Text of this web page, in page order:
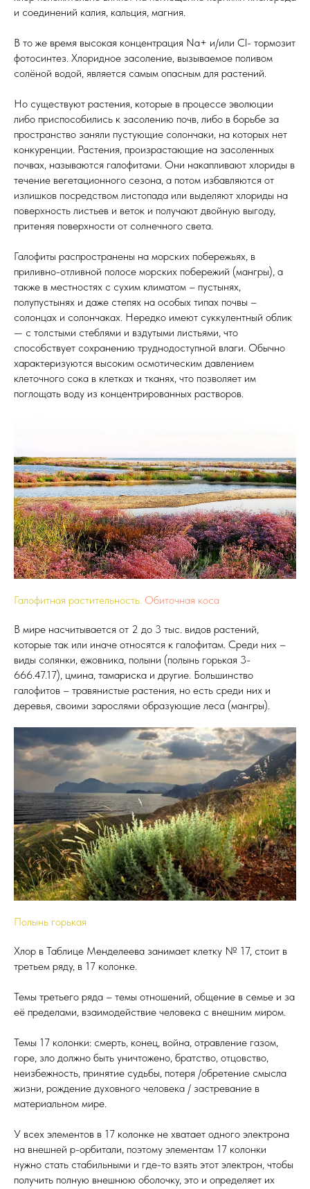
и соединений калия, кальция, магния.
В то же время высокая концентрация Na+ и/или Cl- тормозит
фотосинтез. Хлоридное засоление, вызываемое поливом
солёной водой, является самым опасным для растений.
Но существуют растения, которые в процессе эволюции
либо приспособились к засолению почв, либо в борьбе за
пространство заняли пустующие солончаки, на которых нет
конкуренции. Растения, произрастающие на засоленных
почвах, называются галофитами. Они накапливают хлориды в
течение вегетационного сезона, а потом избавляются от
излишков посредством листопада или выделяют хлориды на
поверхность листьев и веток и получают двойную выгоду,
притеняя поверхности от солнечного света.
Галофиты распространены на морских побережьях, в
приливно-отливной полосе морских побережий (мангры), а
также в местностях с сухим климатом – пустынях,
полупустынях и даже степях на особых типах почвы –
солонцах и солончаках. Нередко имеют суккулентный облик
— с толстыми стеблями и вздутыми листьями, что
способствует сохранению труднодоступной влаги. Обычно
характеризуются высоким осмотическим давлением
клеточного сока в клетках и тканях, что позволяет им
поглощать воду из концентрированных растворов.
Галофитная растительность. Обиточная коса
В мире насчитывается от 2 до 3 тыс. видов растений,
которые так или иначе относятся к галофитам. Среди них –
виды солянки, ежовника, полыни (полынь горькая 3-
666.47.17), цмина, тамариска и другие. Большинство
галофитов – травянистые растения, но есть среди них и
деревья, своими зарослями образующие леса (мангры).
Полынь горькая
Хлор в Таблице Менделеева занимает клетку № 17, стоит в
третьем ряду, в 17 колонке.
Темы третьего ряда – темы отношений, общение в семье и за
её пределами, взаимодействие человека с внешним миром.
Темы 17 колонки: смерть, конец, война, отравление газом,
горе, зло должно быть уничтожено, братство, отцовство,
неизбежность, принятие судьбы, потеря /обретение смысла
жизни, рождение духовного человека / застревание в
материальном мире.
У всех элементов в 17 колонке не хватает одного электрона
на внешней р-орбитали, поэтому элементам 17 колонки
нужно стать стабильными и где-то взять этот электрон, чтобы
получить полную внешнюю оболочку, это и определяет их